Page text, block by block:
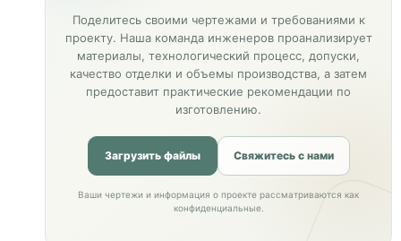
Поделитесь своими чертежами и требованиями к
проекту. Наша команда инженеров проанализирует
материалы, технологический процесс, допуски,
качество отделки и объемы производства, а затем
предоставит практические рекомендации по
изготовлению.
Загрузить файлы Свяжитесь с нами
Ваши чертежи и информация о проекте рассматриваются как
конфиденциальные.